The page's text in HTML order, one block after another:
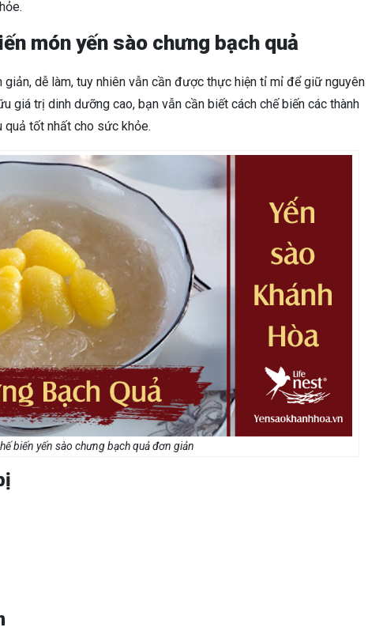
món yến sào chưng bạch quả
dễ làm, tuy nhiên vẫn cần được thực hiện tỉ mỉ để giữ nguyên
giá trị dinh dưỡng cao, bạn vẫn cần biết cách chế biến các thành
quả tốt nhất cho sức khỏe.
biến yến sào chưng bạch quả đơn giản